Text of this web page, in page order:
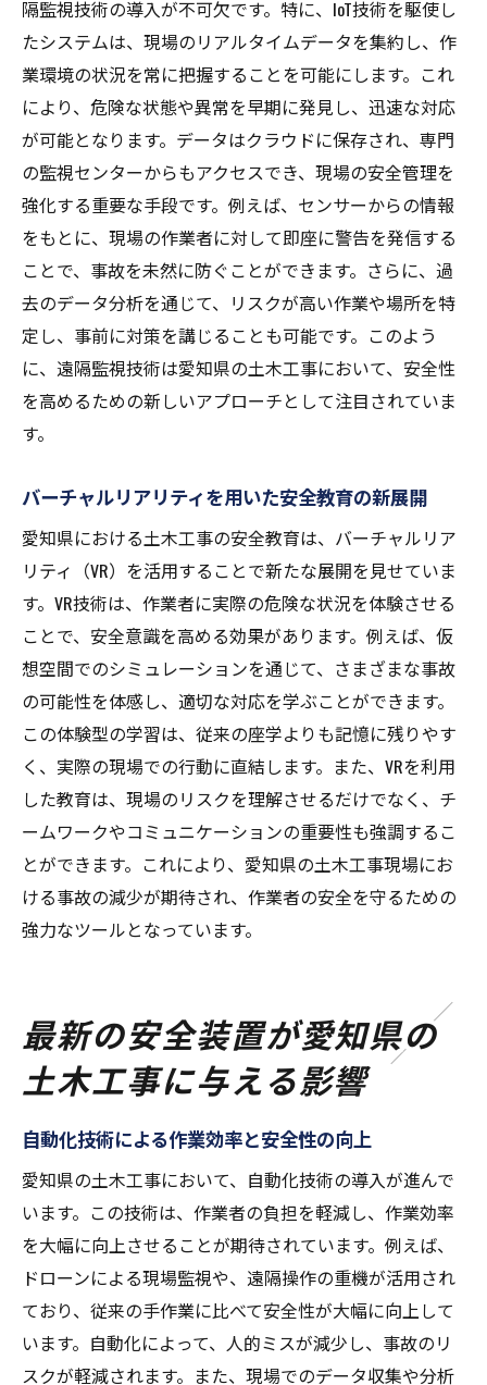
隔監視技術の導入が不可欠です。特に、IoT技術を駆使し
たシステムは、現場のリアルタイムデータを集約し、作
業環境の状況を常に把握することを可能にします。これ
により、危険な状態や異常を早期に発見し、迅速な対応
が可能となります。データはクラウドに保存され、専門
の監視センターからもアクセスでき、現場の安全管理を
強化する重要な手段です。例えば、センサーからの情報
をもとに、現場の作業者に対して即座に警告を発信する
ことで、事故を未然に防ぐことができます。さらに、過
去のデータ分析を通じて、リスクが高い作業や場所を特
定し、事前に対策を講じることも可能です。このよう
に、遠隔監視技術は愛知県の土木工事において、安全性
を高めるための新しいアプローチとして注目されていま
す。
バーチャルリアリティを用いた安全教育の新展開
愛知県における土木工事の安全教育は、バーチャルリア
リティ（VR）を活用することで新たな展開を見せていま
す。VR技術は、作業者に実際の危険な状況を体験させる
ことで、安全意識を高める効果があります。例えば、仮
想空間でのシミュレーションを通じて、さまざまな事故
の可能性を体感し、適切な対応を学ぶことができます。
この体験型の学習は、従来の座学よりも記憶に残りやす
く、実際の現場での行動に直結します。また、VRを利用
した教育は、現場のリスクを理解させるだけでなく、チ
ームワークやコミュニケーションの重要性も強調するこ
とができます。これにより、愛知県の土木工事現場にお
ける事故の減少が期待され、作業者の安全を守るための
強力なツールとなっています。
最新の安全装置が愛知県の
土木工事に与える影響
自動化技術による作業効率と安全性の向上
愛知県の土木工事において、自動化技術の導入が進んで
います。この技術は、作業者の負担を軽減し、作業効率
を大幅に向上させることが期待されています。例えば、
ドローンによる現場監視や、遠隔操作の重機が活用され
ており、従来の手作業に比べて安全性が大幅に向上して
います。自動化によって、人的ミスが減少し、事故のリ
スクが軽減されます。また、現場でのデータ収集や分析